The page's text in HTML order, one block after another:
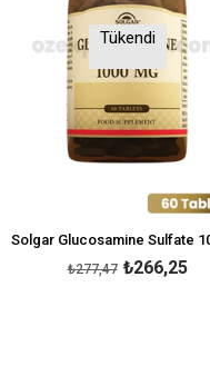
Tükendi
₺266,25
₺277,47